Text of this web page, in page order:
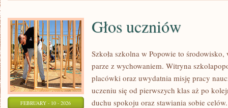
FEBRUARY - 10 - 2026
Głos uczniów
Szkoła szkolna w Popowie to
parze z wychowaniem. Witryna
placówki oraz uwydatnia misję pracy
uczeniu się od pierwszych klas aż po
duchu spokoju oraz stawiania sobie